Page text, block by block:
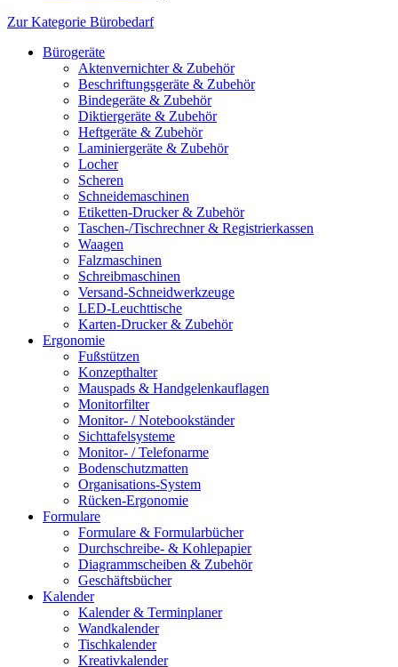
Zur Kategorie Bürobedarf
Bürogeräte
Aktenvernichter & Zubehör
Beschriftungsgeräte & Zubehör
Bindegeräte & Zubehör
Diktiergeräte & Zubehör
Heftgeräte & Zubehör
Laminiergeräte & Zubehör
Locher
Scheren
Schneidemaschinen
Etiketten-Drucker & Zubehör
Taschen-/Tischrechner & Registrierkassen
Waagen
Falzmaschinen
Schreibmaschinen
Versand-Schneidwerkzeuge
LED-Leuchttische
Karten-Drucker & Zubehör
Ergonomie
Fußstützen
Konzepthalter
Mauspads & Handgelenkauflagen
Monitorfilter
Monitor- / Notebookständer
Sichttafelsysteme
Monitor- / Telefonarme
Bodenschutzmatten
Organisations-System
Rücken-Ergonomie
Formulare
Formulare & Formularbücher
Durchschreibe- & Kohlepapier
Diagrammscheiben & Zubehör
Geschäftsbücher
Kalender
Kalender & Terminplaner
Wandkalender
Tischkalender
Kreativkalender